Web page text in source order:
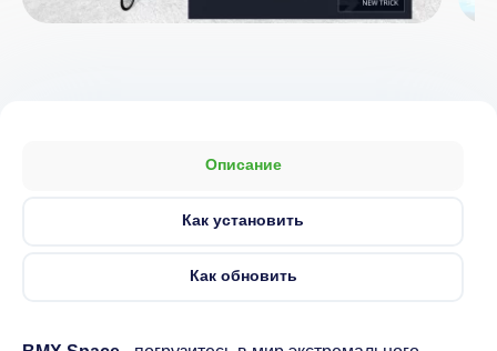
Описание
Как установить
Как обновить